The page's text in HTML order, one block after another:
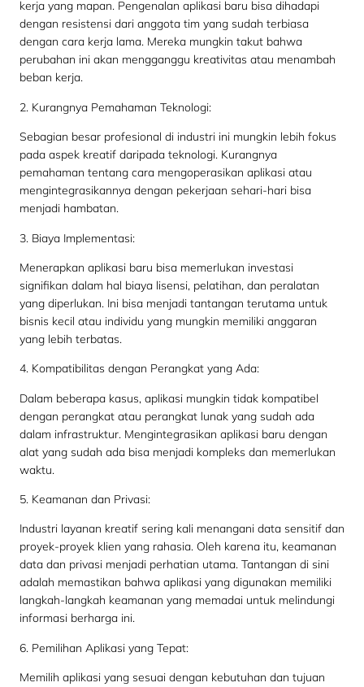
kerja yang mapan. Pengenalan aplikasi baru bisa dihadapi
dengan resistensi dari anggota tim yang sudah terbiasa
dengan cara kerja lama. Mereka mungkin takut bahwa
perubahan ini akan mengganggu kreativitas atau menambah
beban kerja.
2. Kurangnya Pemahaman Teknologi:
Sebagian besar profesional di industri ini mungkin lebih fokus
pada aspek kreatif daripada teknologi. Kurangnya
pemahaman tentang cara mengoperasikan aplikasi atau
mengintegrasikannya dengan pekerjaan sehari-hari bisa
menjadi hambatan.
3. Biaya Implementasi:
Menerapkan aplikasi baru bisa memerlukan investasi
signifikan dalam hal biaya lisensi, pelatihan, dan peralatan
yang diperlukan. Ini bisa menjadi tantangan terutama untuk
bisnis kecil atau individu yang mungkin memiliki anggaran
yang lebih terbatas.
4. Kompatibilitas dengan Perangkat yang Ada:
Dalam beberapa kasus, aplikasi mungkin tidak kompatibel
dengan perangkat atau perangkat lunak yang sudah ada
dalam infrastruktur. Mengintegrasikan aplikasi baru dengan
alat yang sudah ada bisa menjadi kompleks dan memerlukan
waktu.
5. Keamanan dan Privasi:
Industri layanan kreatif sering kali menangani data sensitif dan
proyek-proyek klien yang rahasia. Oleh karena itu, keamanan
data dan privasi menjadi perhatian utama. Tantangan di sini
adalah memastikan bahwa aplikasi yang digunakan memiliki
langkah-langkah keamanan yang memadai untuk melindungi
informasi berharga ini.
6. Pemilihan Aplikasi yang Tepat:
Memilih aplikasi yang sesuai dengan kebutuhan dan tujuan